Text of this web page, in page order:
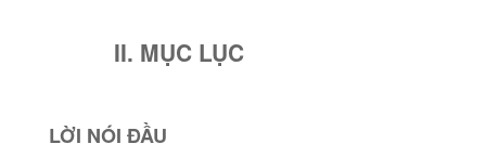
II. MỤC LỤC
LỜI NÓI ĐẦU